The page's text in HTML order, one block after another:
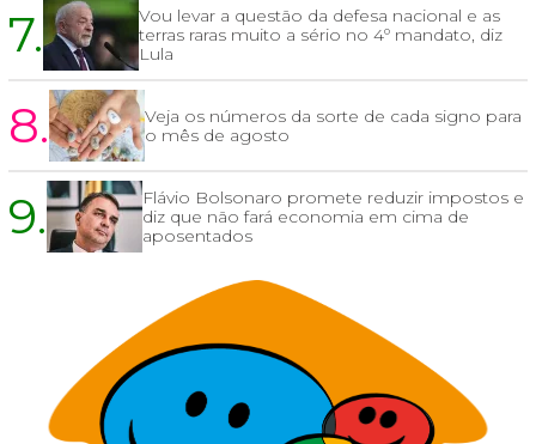
7.
Vou levar a questão da defesa nacional e as
terras raras muito a sério no 4º mandato, diz
Lula
8.
Veja os números da sorte de cada signo para
o mês de agosto
9.
Flávio Bolsonaro promete reduzir impostos e
diz que não fará economia em cima de
aposentados